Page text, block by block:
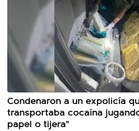
Condenaron a un expolicía
transportaba cocaína
papel o tijera"